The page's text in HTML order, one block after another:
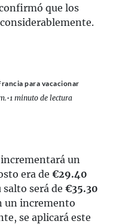
que los
considerablemente.
para vacacionar
•1 minuto de lectura
un
era de €29.40
salto será de €35.30
un incremento
se aplicará este